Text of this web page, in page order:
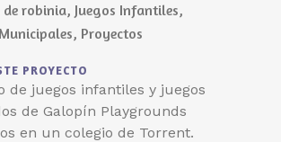
de robinia, Juegos Infantiles,
Proyectos
PROYECTO
de juegos infantiles y juegos
de Galopín Playgrounds
en un colegio de Torrent.